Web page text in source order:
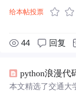
给本帖投票
44 回复
本文精选了交通大